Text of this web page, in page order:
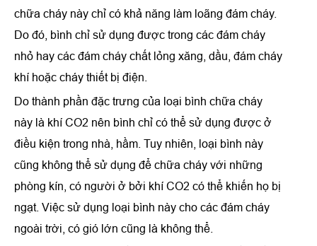
chữa cháy này chỉ có khả năng làm loãng đám cháy.
Do đó, bình chỉ sử dụng được trong các đám cháy
nhỏ hay các đám cháy chất lỏng xăng, dầu, đám cháy
khí hoặc cháy thiết bị điện.
Do thành phần đặc trưng của loại bình chữa cháy
này là khí CO2 nên bình chỉ có thể sử dụng được ở
điều kiện trong nhà, hầm. Tuy nhiên, loại bình này
cũng không thể sử dụng để chữa cháy với những
phòng kín, có người ở bởi khí CO2 có thể khiến họ bị
ngạt. Việc sử dụng loại bình này cho các đám cháy
ngoài trời, có gió lớn cũng là không thể.